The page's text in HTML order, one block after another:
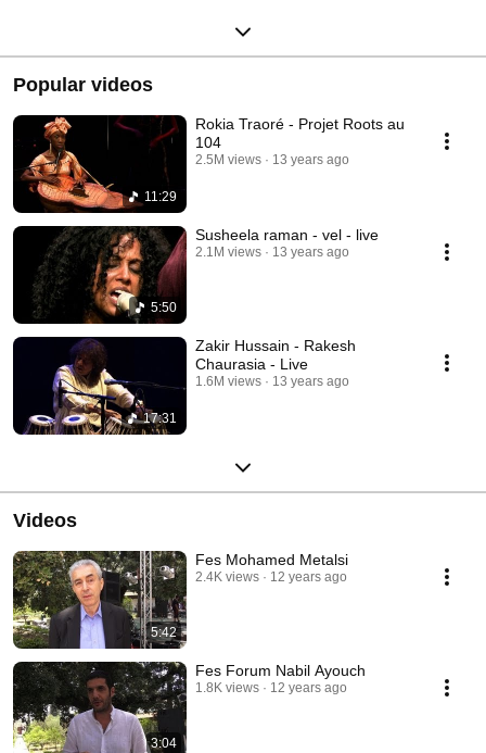
Popular videos
11:29
Rokia Traoré - Projet Roots au
104
2.5M views 13 years ago
5:50
Susheela raman - vel - live
2.1M views 13 years ago
17:31
Zakir Hussain - Rakesh
Chaurasia - Live
1.6M views 13 years ago
Videos
5:42
Fes Mohamed Metalsi
2.4K views 12 years ago
3:04
Fes Forum Nabil Ayouch
1.8K views 12 years ago